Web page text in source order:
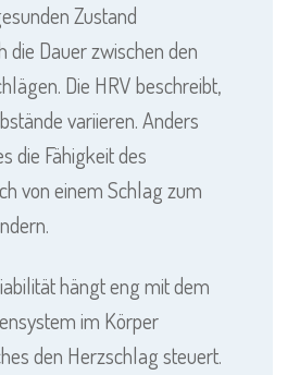
Zustand
die Dauer zwischen den
Die HRV beschreibt,
variieren. Anders
die Fähigkeit des
von einem Schlag zum
hängt eng mit dem
im Körper
den Herzschlag steuert.